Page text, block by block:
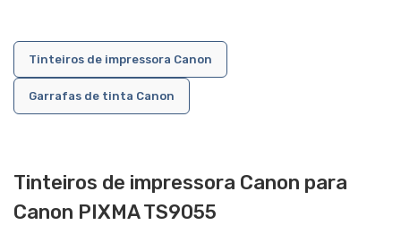
Tinteiros de impressora Canon
Garrafas de tinta Canon
Tinteiros de impressora Canon para
Canon PIXMA TS9055